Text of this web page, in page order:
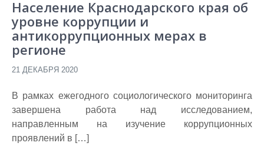
Население Краснодарского края об
уровне коррупции и
антикоррупционных мерах в
регионе
21 ДЕКАБРЯ 2020
В рамках ежегодного социологического мониторинга
завершена работа над исследованием,
направленным на изучение коррупционных
проявлений в […]